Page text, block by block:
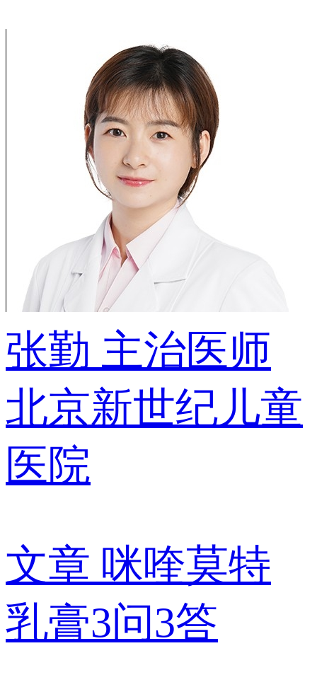
张勤 主治医师
北京新世纪儿童
医院
文章 咪喹莫特
乳膏3问3答